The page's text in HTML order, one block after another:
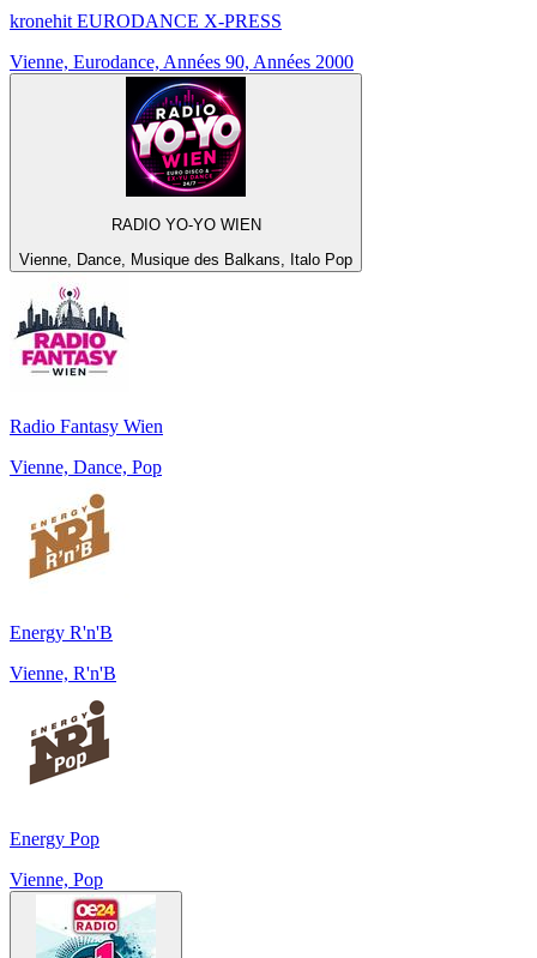
kronehit EURODANCE X-PRESS
Vienne, Eurodance, Années 90, Années 2000
RADIO YO-YO WIEN
Vienne, Dance, Musique des Balkans, Italo Pop
Radio Fantasy Wien
Vienne, Dance, Pop
Energy R'n'B
Vienne, R'n'B
Energy Pop
Vienne, Pop